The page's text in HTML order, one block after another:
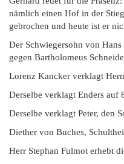
nämlich einen Hof in der
gebrochen und heute ist er
Der Schwiegersohn von
gegen Bartholomeus
Lorenz Kancker verklagt
Derselbe verklagt Enders auf
Derselbe verklagt Peter, den
Diether von Buches,
Herr Stephan Fulmot erhebt